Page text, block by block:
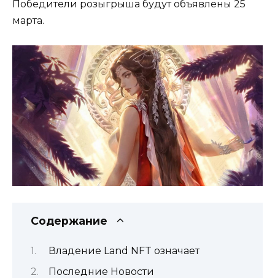
Победители розыгрыша будут объявлены 25
марта.
Содержание
Владение Land NFT означает
Последние Новости